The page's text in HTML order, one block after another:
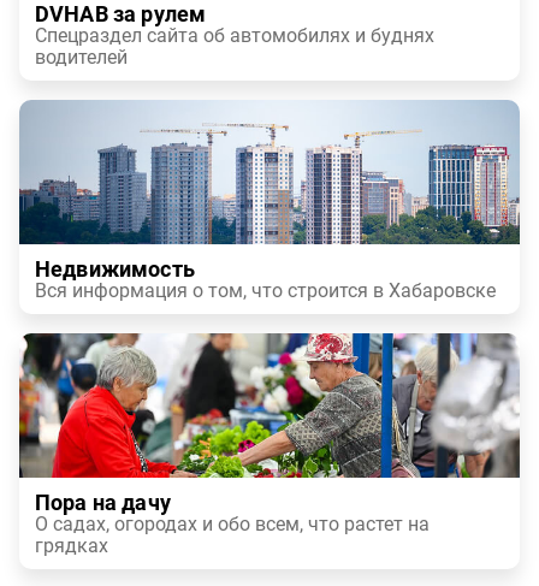
DVHAB за рулем
Спецраздел сайта об автомобилях и буднях
водителей
Недвижимость
Вся информация о том, что строится в Хабаровске
Пора на дачу
О садах, огородах и обо всем, что растет на
грядках